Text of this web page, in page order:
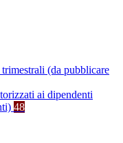
trimestrali (da pubblicare
ai dipendenti
48